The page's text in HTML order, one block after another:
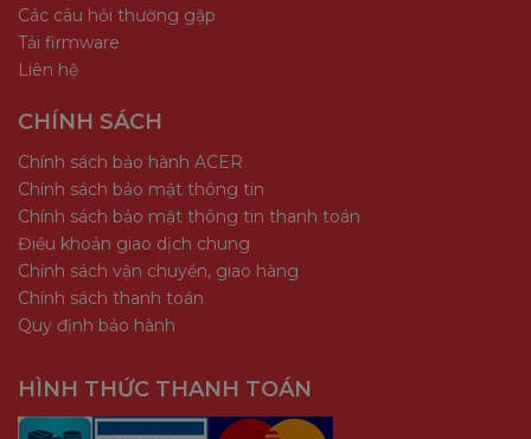
Các câu hỏi thường gặp
Tải firmware
Liên hệ
CHÍNH SÁCH
Chính sách bảo hành ACER
Chính sách bảo mật thông tin
Chính sách bảo mật thông tin thanh toán
Điều khoản giao dịch chung
Chính sách vận chuyển, giao hàng
Chính sách thanh toán
Quy định bảo hành
HÌNH THỨC THANH TOÁN